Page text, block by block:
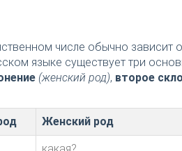
числе обычно зависит
языке существует три
(женский род), второе
Женский род